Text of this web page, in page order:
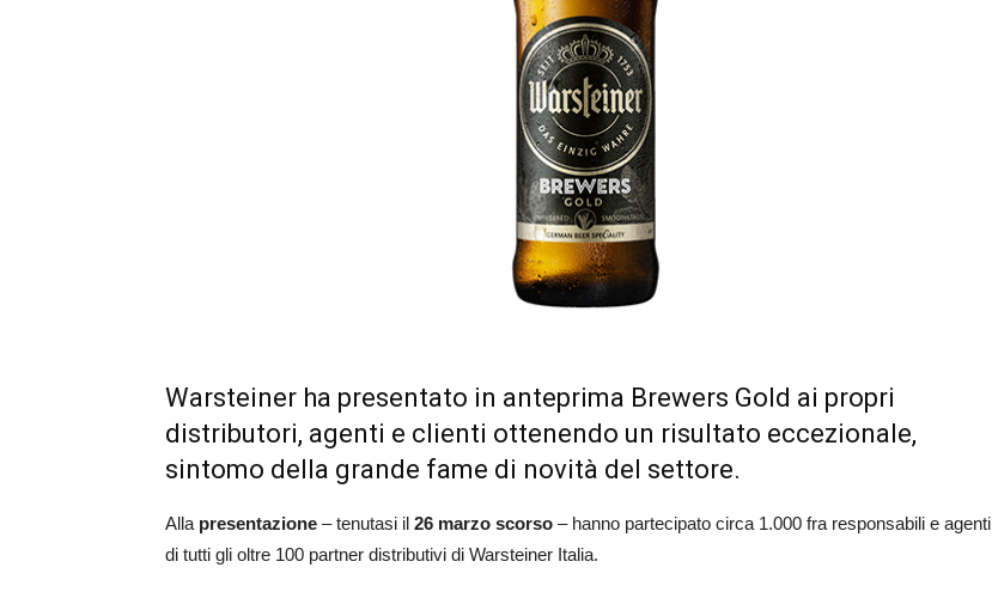
Warsteiner ha presentato in anteprima Brewers Gold ai propri
distributori, agenti e clienti ottenendo un risultato eccezionale,
sintomo della grande fame di novità del settore.
Alla presentazione – tenutasi il 26 marzo scorso – hanno partecipato circa 1.000 fra responsabili e agenti
di tutti gli oltre 100 partner distributivi di Warsteiner Italia.